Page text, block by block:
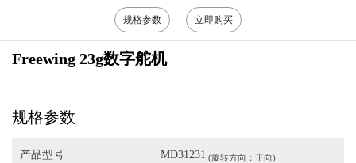
规格参数 立即购买
Freewing 23g数字舵机
规格参数
产品型号 MD31231 (旋转方向：正向)